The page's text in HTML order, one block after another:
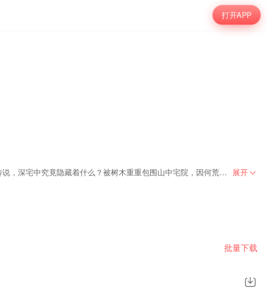
打开APP
好奇心是人类抑制不住的本能，口口相传的民间奇闻中，究竟隐藏着怎样的秘密！千百年来，人们不断追述着这些奇闻怪事背后的真相。神秘离奇的古老传说，深宅中究竟隐藏着什么？被树木重重包围山中宅院，因何荒废在山中，一群不速之客闯入深宅，到底是为了什么？漫天飘舞的白纸究竟有什么样的含义？ 展开
批量下载